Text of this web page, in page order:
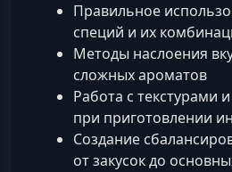
Правильное
специй и их
Методы наслоения
сложных ароматов
Работа с текстурами
при приготовлении
Создание
от закусок до